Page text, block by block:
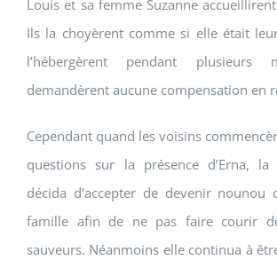
Louis et sa femme Suzanne
Ils la choyèrent comme si elle était
l’hébergèrent pendant
demandèrent aucune compensation en
Cependant quand les voisins
questions sur la présence d’Erna, la
décida d’accepter de devenir nounou
famille afin de ne pas faire courir
sauveurs. Néanmoins elle continua à